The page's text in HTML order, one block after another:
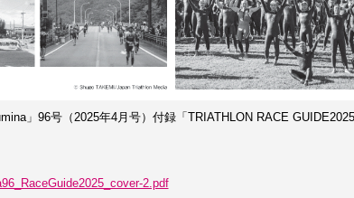
」96号（2025年4月号）付録「TRIATHLON RACE
2.pdf